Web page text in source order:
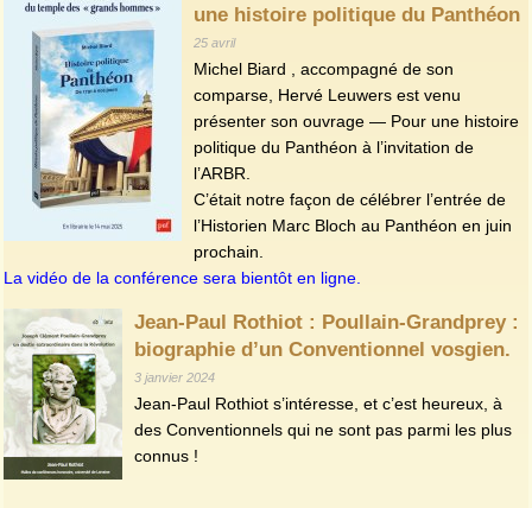
une histoire politique du Panthéon
25 avril
Michel Biard , accompagné de son
comparse, Hervé Leuwers est venu
présenter son ouvrage — Pour une histoire
politique du Panthéon à l’invitation de
l’ARBR.
C’était notre façon de célébrer l’entrée de
l’Historien Marc Bloch au Panthéon en juin
prochain.
La vidéo de la conférence sera bientôt en ligne.
Jean-Paul Rothiot : Poullain-Grandprey :
biographie d’un Conventionnel vosgien.
3 janvier 2024
Jean-Paul Rothiot s’intéresse, et c’est heureux, à
des Conventionnels qui ne sont pas parmi les plus
connus !